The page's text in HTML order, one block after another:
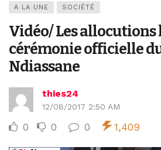
A LA UNE SOCIÉTÉ
Vidéo/ Les allocutions
cérémonie officielle
Ndiassane
thies24
12/08/2017 2:50 AM
0 0 0 1,409